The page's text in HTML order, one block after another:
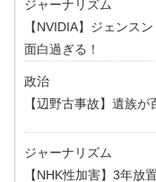
ジャーナリズム
【NVIDIA】ジェンス
面白過ぎる！
政治
【辺野古事故】遺族
ジャーナリズム
【NHK性加害】3年放